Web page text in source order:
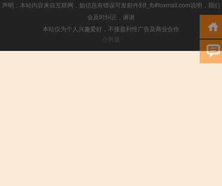
声明：本站内容来自互联网，如信息有错误可发邮件到f_fb#foxmail.com说明，我们
会及时纠正，谢谢
本站仅为个人兴趣爱好，不接盈利性广告及商业合作
小男孩